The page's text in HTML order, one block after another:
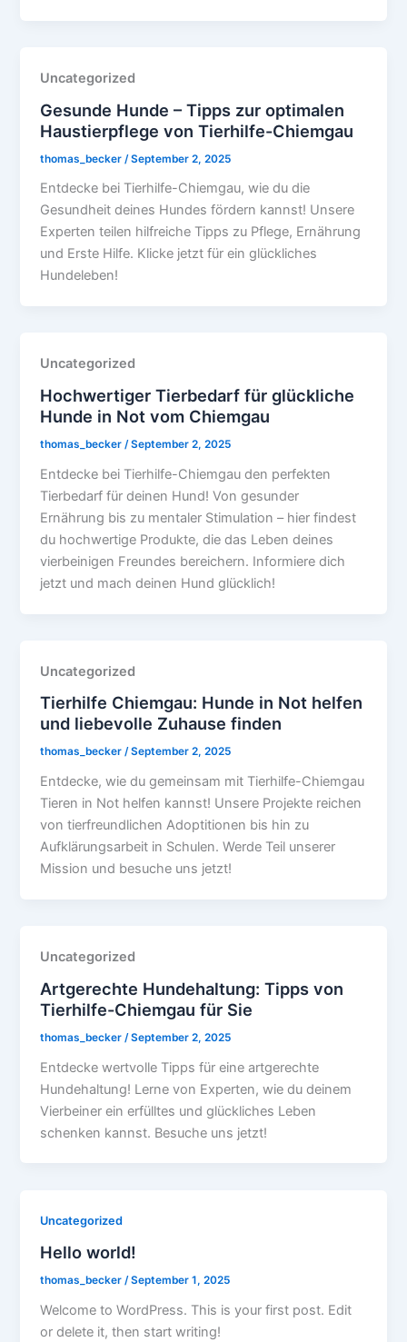
Uncategorized
Gesunde Hunde – Tipps zur optimalen
Haustierpflege von Tierhilfe-Chiemgau
thomas_becker /September 2, 2025
Entdecke bei Tierhilfe-Chiemgau, wie du die
Gesundheit deines Hundes fördern kannst! Unsere
Experten teilen hilfreiche Tipps zu Pflege, Ernährung
und Erste Hilfe. Klicke jetzt für ein glückliches
Hundeleben!
Uncategorized
Hochwertiger Tierbedarf für glückliche
Hunde in Not vom Chiemgau
thomas_becker/September 2, 2025
Entdecke bei Tierhilfe-Chiemgau den perfekten
Tierbedarf für deinen Hund! Von gesunder
Ernährung bis zu mentaler Stimulation – hier findest
du hochwertige Produkte, die das Leben deines
vierbeinigen Freundes bereichern. Informiere dich
jetzt und mach deinen Hund glücklich!
Uncategorized
Tierhilfe Chiemgau: Hunde in Not helfen
und liebevolle Zuhause finden
thomas_becker/September 2, 2025
Entdecke, wie du gemeinsam mit Tierhilfe-Chiemgau
Tieren in Not helfen kannst! Unsere Projekte reichen
von tierfreundlichen Adoptitionen bis hin zu
Aufklärungsarbeit in Schulen. Werde Teil unserer
Mission und besuche uns jetzt!
Uncategorized
Artgerechte Hundehaltung: Tipps von
Tierhilfe-Chiemgau für Sie
thomas_becker /September 2, 2025
Entdecke wertvolle Tipps für eine artgerechte
Hundehaltung! Lerne von Experten, wie du deinem
Vierbeiner ein erfülltes und glückliches Leben
schenken kannst. Besuche uns jetzt!
Uncategorized
Hello world!
thomas_becker/September 1, 2025
Welcome to WordPress. This is your first post. Edit
or delete it, then start writing!